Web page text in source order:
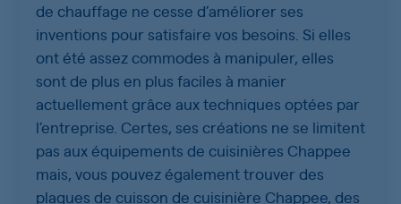
de chauffage ne cesse d’améliorer ses
inventions pour satisfaire vos besoins. Si elles
ont été assez commodes à manipuler, elles
sont de plus en plus faciles à manier
actuellement grâce aux techniques optées par
l’entreprise. Certes, ses créations ne se limitent
pas aux équipements de cuisinières Chappee
mais, vous pouvez également trouver des
plaques de cuisson de cuisinière Chappee, des